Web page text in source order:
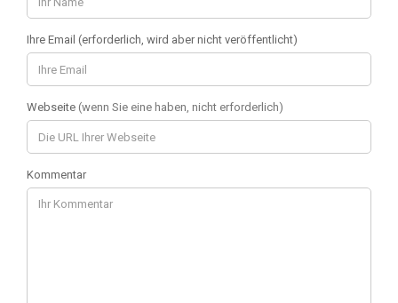
Ihre Email (erforderlich, wird aber nicht veröffentlicht)
Webseite (wenn Sie eine haben, nicht erforderlich)
Kommentar